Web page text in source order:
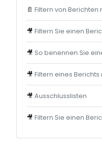
📄 Filtern von Berichten
🎥 Filtern Sie einen
🎥 So benennen Sie
🎥 Filtern eines
🎥 Ausschlusslisten
🎥 Filtern Sie einen